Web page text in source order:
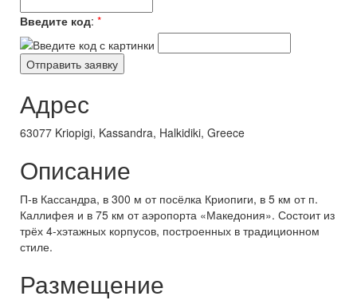
Введите код: *
Адрес
63077 Kriopigi, Kassandra, Halkidiki, Greece
Описание
П-в Кассандра, в 300 м от посёлка Криопиги, в 5 км от п.
Каллифея и в 75 км от аэропорта «Македония». Состоит из
трёх 4-хэтажных корпусов, построенных в традиционном
стиле.
Размещение